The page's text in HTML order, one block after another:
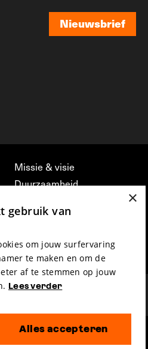
Nieuwsbrief
Missie & visie
Duurzaamheid
vrijwilligerswerk bij FFG
Privacy & Disclaimer
×
gebruik van
om jouw surfervaring
te maken en om de
af te stemmen op jouw
Lees verder
Alles accepteren